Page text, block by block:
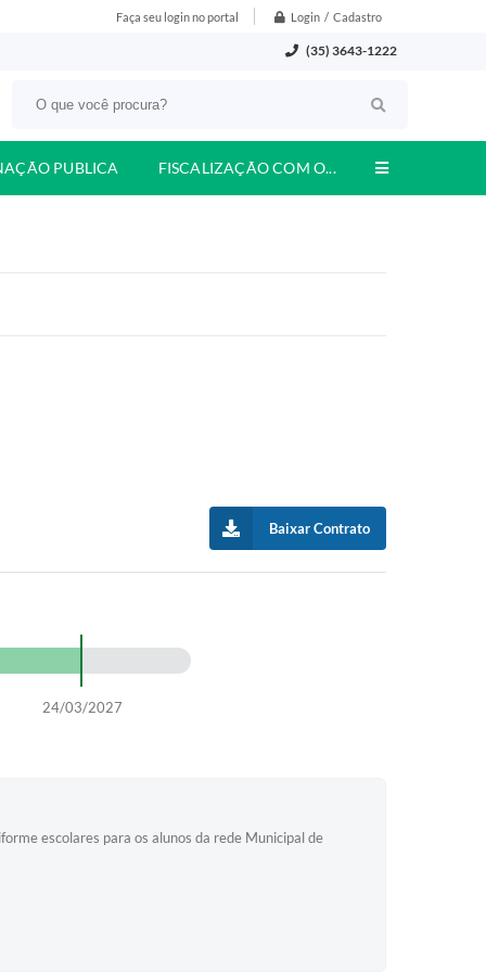
Faça seu login no portal Login / Cadastro
(35) 3643-1222
PUBLICA FISCALIZAÇÃO COM O...
Baixar Contrato
24/03/2027
escolares para os alunos da rede Municipal de